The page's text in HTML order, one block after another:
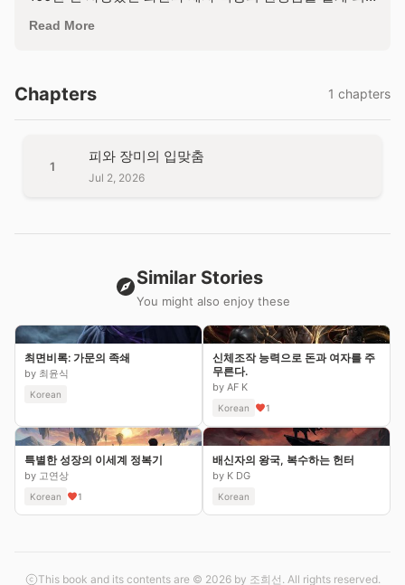
면, 그녀의 광기와 집착은 청명을 파멸시킬 것인가, 아니면
Read More
Chapters 1 chapters
1
피와 장미의 입맞춤
Jul 2, 2026
Similar Stories
You might also enjoy these
최면비록: 가문의 족쇄
by 최윤식
Korean
신체조작 능력으로 돈과 여자를 주
무른다.
by AF K
Korean 1
특별한 성장의 이세계 정복기
by 고연상
Korean 1
배신자의 왕국, 복수하는 헌터
by K DG
Korean
This book and its contents are © 2026 by 조희선. All rights reserved.